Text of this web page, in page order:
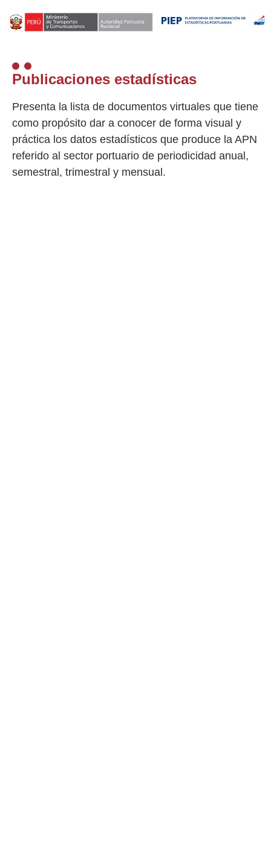
Publicaciones estadísticas
Presenta la lista de documentos virtuales que tiene
como propósito dar a conocer de forma visual y
práctica los datos estadísticos que produce la APN
referido al sector portuario de periodicidad anual,
semestral, trimestral y mensual.